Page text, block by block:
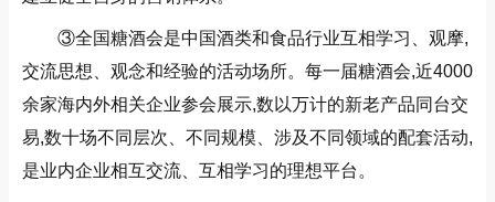
③全国糖酒会是中国酒类和食品行业互相学习、观摩,
交流思想、观念和经验的活动场所。每一届糖酒会,近4000
余家海内外相关企业参会展示,数以万计的新老产品同台交
易,数十场不同层次、不同规模、涉及不同领域的配套活动,
是业内企业相互交流、互相学习的理想平台 。